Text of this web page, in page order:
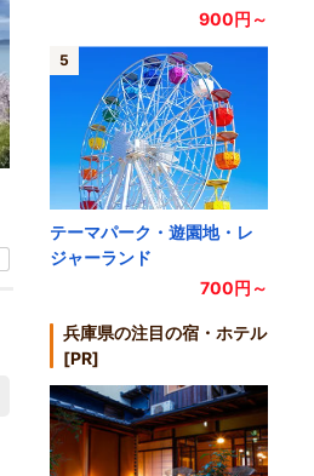
900円～
5
テーマパーク・遊園地・レ
ジャーランド
700円～
兵庫県の注目の宿・ホテル
[PR]